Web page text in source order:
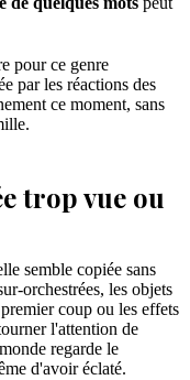
pour ce genre
par les réactions des
ce moment, sans
trop vue ou
semble copiée sans
orchestrées, les objets
coup ou les effets
l'attention de
regarde le
d'avoir éclaté.